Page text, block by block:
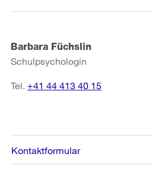
Barbara Füchslin
Schulpsychologin
Tel. +41 44 413 40 15
Kontaktformular